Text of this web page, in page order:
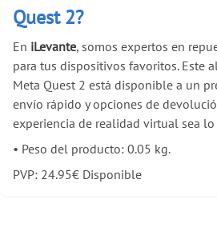
Quest 2?
En iLevante, somos expertos en
para tus dispositivos favoritos. Este
Meta Quest 2 está disponible a un
envío rápido y opciones de
experiencia de realidad virtual sea
• Peso del producto: 0.05 kg.
PVP: 24.95€ Disponible